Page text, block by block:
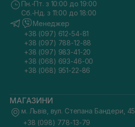
Пн.-Пт. з 10:00 до 19:00
Сб.-Нд. з 11:00 до 18:00
Менеджер
+38 (097) 612-54-81
+38 (097) 788-12-88
+38 (097) 983-41-20
+38 (068) 693-46-00
+38 (068) 951-22-86
МАГАЗИНИ
м. Львів, вул. Степана Бандери, 45
+38 (098) 778-13-79